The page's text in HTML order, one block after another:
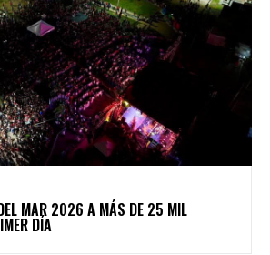
MAR 2026 A MÁS DE 25 MIL
DÍA